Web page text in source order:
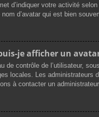
d’indiquer votre activité
d’avatar qui est bien
je afficher un
de contrôle de l’utilisateur,
locales. Les administrateurs
à contacter un